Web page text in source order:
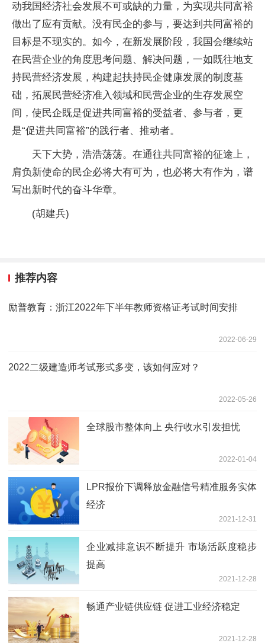
动我国经济社会发展不可或缺的力量，为实现共同富裕
做出了应有贡献。没有民企的参与，要达到共同富裕的
目标是不现实的。如今，在新发展阶段，我国会继续站
在民营企业的角度思考问题、解决问题，一如既往地支
持民营经济发展，构建起扶持民企健康发展的制度基
础，拓展民营经济准入领域和民营企业的生存发展空
间，使民企既是促进共同富裕的受益者、参与者，更
是“促进共同富裕”的践行者、推动者。
天下大势，浩浩荡荡。在通往共同富裕的征途上，
肩负新使命的民企必将大有可为，也必将大有作为，谱
写出新时代的奋斗华章。
(胡建兵)
推荐内容
励普教育：浙江2022年下半年教师资格证考试时间安排
2022-06-29
2022二级建造师考试形式多变，该如何应对？
2022-05-26
全球股市整体向上 央行收水引发担忧
2022-01-04
LPR报价下调释放金融信号精准服务实体
经济
2021-12-31
企业减排意识不断提升 市场活跃度稳步
提高
2021-12-28
畅通产业链供应链 促进工业经济稳定
2021-12-28